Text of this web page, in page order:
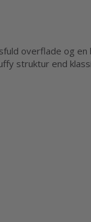
overflade og
struktur end